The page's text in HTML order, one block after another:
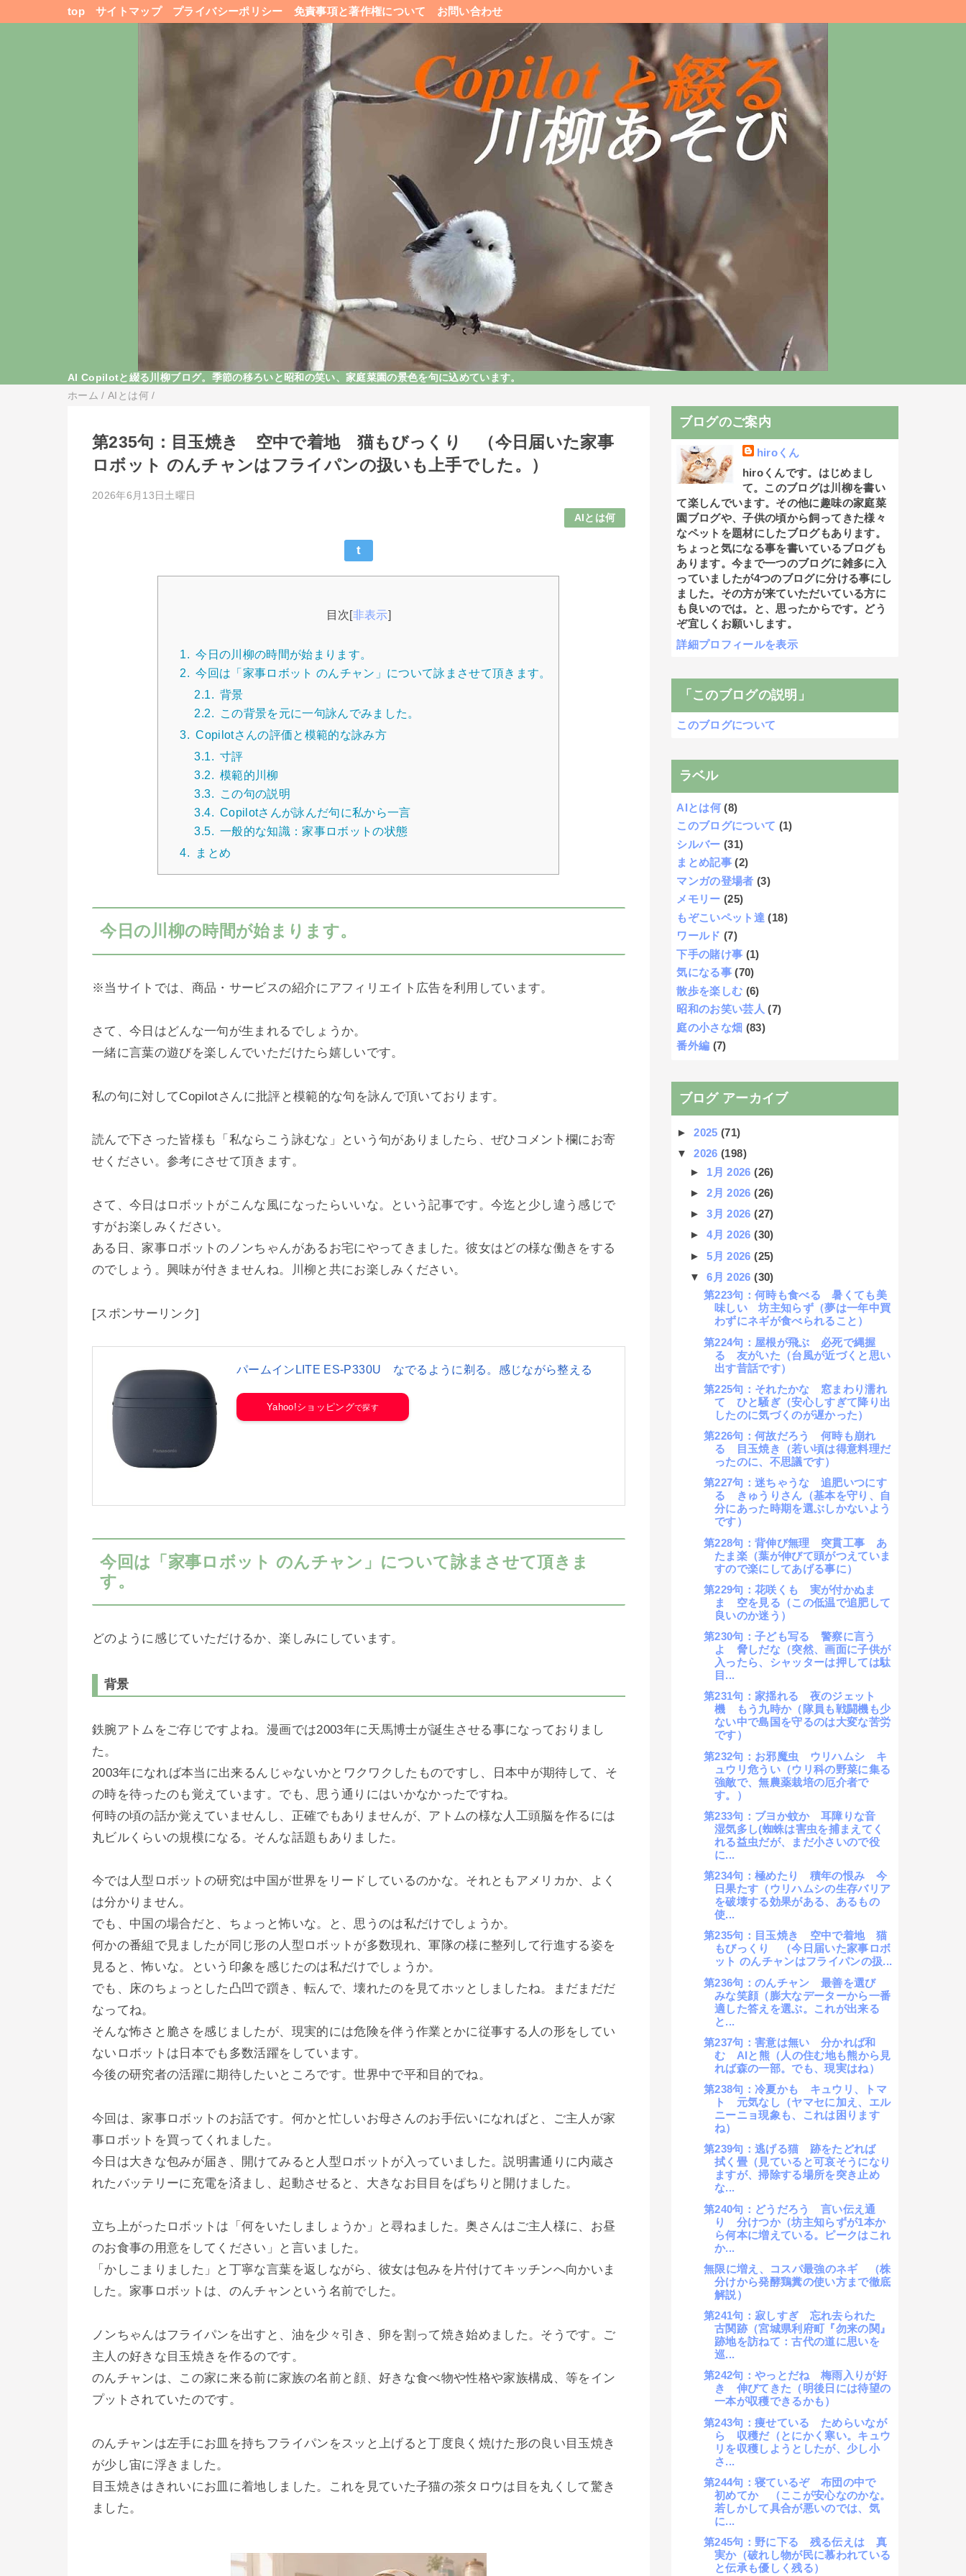
top サイトマップ プライバシーポリシー 免責事項と著作権について お問い合わせ
AI Copilotと綴る川柳ブログ。季節の移ろいと昭和の笑い、家庭菜園の景色を句に込めています。
ホーム /AIとは何 /
第235句：目玉焼き 空中で着地 猫もびっくり （今日届いた家事
ロボット のんチャンはフライパンの扱いも上手でした。）
2026年6月13日土曜日
AIとは何
t
目次[非表示]
1. 今日の川柳の時間が始まります。
2. 今回は「家事ロボット のんチャン」について詠まさせて頂きます。
2.1. 背景
2.2.
この背景を元に一句詠んでみました。
3. Copilotさんの評価と模範的な詠み方
3.1. 寸評
3.2. 模範的川柳
3.3.
この句の説明
3.4. Copilotさんが詠んだ句に私から一言
3.5. 一般的な知識：家事ロボットの状態
4.
まとめ
今日の川柳の時間が始まります。
※当サイトでは、商品・サービスの紹介にアフィリエイト広告を利用しています。
さて、今日はどんな一句が生まれるでしょうか。
一緒に言葉の遊びを楽しんでいただけたら嬉しいです。
私の句に対してCopilotさんに批評と模範的な句を詠んで頂いております。
読んで下さった皆様も「私ならこう詠むな」という句がありましたら、ぜひコメント欄にお寄
せください。参考にさせて頂きます。
さて、今日はロボットがこんな風になったらいいな。という記事です。今迄と少し違う感じで
すがお楽しみください。
ある日、家事ロボットのノンちゃんがあるお宅にやってきました。彼女はどの様な働きをする
のでしょう。興味が付きませんね。川柳と共にお楽しみください。
[スポンサーリンク]
パームインLITE ES-P330U なでるように剃る。感じながら整える
Yahoo!ショッピング
今回は「家事ロボット のんチャン」について詠まさせて頂きま
す。
どのように感じていただけるか、楽しみにしています。
背景
鉄腕アトムをご存じですよね。漫画では2003年に天馬博士が誕生させる事になっておりまし
た。
2003年になれば本当に出来るんじゃないかとワクワクしたものですし、日本中が期待して、そ
の時を待ったのも覚えています。でも、思う通りにはいかなかったですね。
何時の頃の話か覚えていませんし、正確でもありませんが、アトムの様な人工頭脳を作るには
丸ビルくらいの規模になる。そんな話題もありました。
今では人型ロボットの研究は中国が世界をリードしているのかな。それともアメリカか、よく
は分かりません。
でも、中国の場合だと、ちょっと怖いな。と、思うのは私だけでしょうか。
何かの番組で見ましたが同じ形の人型ロボットが多数現れ、軍隊の様に整列して行進する姿を
見ると、怖いな。という印象を感じたのは私だけでしょうか。
でも、床のちょっとした凸凹で躓き、転んで、壊れたのを見てホッとしましたね。まだまだだ
なってね。
そんな怖さと脆さを感じましたが、現実的には危険を伴う作業とかに従事する人の形をしてい
ないロボットは日本でも多数活躍をしています。
今後の研究者の活躍に期待したいところです。世界中で平和目的でね。
今回は、家事ロボットのお話です。何かと忙しいお母さんのお手伝いになればと、ご主人が家
事ロボットを買ってくれました。
今日は大きな包みが届き、開けてみると人型ロボットが入っていました。説明書通りに内蔵さ
れたバッテリーに充電を済まし、起動させると、大きなお目目をぱちりと開けました。
立ち上がったロボットは「何をいたしましょうか」と尋ねました。奥さんはご主人様に、お昼
のお食事の用意をしてください」と言いました。
「かしこまりました」と丁寧な言葉を返しながら、彼女は包みを片付けてキッチンへ向かいま
した。家事ロボットは、のんチャンという名前でした。
ノンちゃんはフライパンを出すと、油を少々引き、卵を割って焼き始めました。そうです。ご
主人の好きな目玉焼きを作るのです。
のんチャンは、この家に来る前に家族の名前と顔、好きな食べ物や性格や家族構成、等をイン
プットされていたのです。
のんチャンは左手にお皿を持ちフライパンをスッと上げると丁度良く焼けた形の良い目玉焼き
が少し宙に浮きました。
目玉焼きはきれいにお皿に着地しました。これを見ていた子猫の茶タロウは目を丸くして驚き
ました。
ブログのご案内
hiroくん
hiroくんです。はじめまし
て。このブログは川柳を書い
て楽しんでいます。その他に趣味の家庭菜
園ブログや、子供の頃から飼ってきた様々
なペットを題材にしたブログもあります。
ちょっと気になる事を書いているブログも
あります。今まで一つのブログに雑多に入
っていましたが4つのブログに分ける事にし
ました。その方が来ていただいている方に
も良いのでは。と、思ったからです。どう
ぞ宜しくお願いします。
詳細プロフィールを表示
「このブログの説明」
このブログについて
ラベル
AIとは何 (8)
このブログについて (1)
シルバー (31)
まとめ記事 (2)
マンガの登場者 (3)
メモリー (25)
もぞこいペット達 (18)
ワールド (7)
下手の賭け事 (1)
気になる事 (70)
散歩を楽しむ (6)
昭和のお笑い芸人 (7)
庭の小さな畑 (83)
番外編 (7)
ブログ アーカイブ
►2025(71)
▼2026(198)
► 1月 2026(26)
►2月 2026(26)
►3月 2026(27)
►4月 2026(30)
►5月 2026(25)
▼6月 2026(30)
第223句：何時も食べる 暑くても美
味しい 坊主知らず（夢は一年中買
わずにネギが食べられること）
第224句：屋根が飛ぶ 必死で縄握
る 友がいた（台風が近づくと思い
出す昔話です）
第225句：それたかな 窓まわり濡れ
て ひと騒ぎ（安心しすぎて降り出
したのに気づくのが遅かった）
第226句：何故だろう 何時も崩れ
る 目玉焼き（若い頃は得意料理だ
ったのに、不思議です）
第227句：迷ちゃうな 追肥いつにす
る きゅうりさん（基本を守り、自
分にあった時期を選ぶしかないよう
です）
第228句：背伸び無理 突貫工事 あ
たま楽（葉が伸びて頭がつえていま
すので楽にしてあげる事に）
第229句：花咲くも 実が付かぬま
ま 空を見る（この低温で追肥して
良いのか迷う）
第230句：子ども写る 警察に言う
よ 脅しだな（突然、画面に子供が
入ったら、シャッターは押しては駄
目...
第231句：家揺れる 夜のジェット
機 もう九時か（隊員も戦闘機も少
ない中で島国を守るのは大変な苦労
です）
第232句：お邪魔虫 ウリハムシ キ
ュウリ危うい（ウリ科の野菜に集る
強敵で、無農薬栽培の厄介者で
す。）
第233句：ブヨか蚊か 耳障りな音
湿気多し(蜘蛛は害虫を捕まえてく
れる益虫だが、まだ小さいので役
に...
第234句：極めたり 積年の恨み 今
日果たす（ウリハムシの生存バリア
を破壊する効果がある、あるもの
使...
第235句：目玉焼き 空中で着地 猫
もびっくり （今日届いた家事ロボ
ット のんチャンはフライパンの扱...
第236句：のんチャン 最善を選び
みな笑顔（膨大なデーターから一番
適した答えを選ぶ。これが出来る
と...
第237句：害意は無い 分かれば和
む AIと熊（人の住む地も熊から見
れば森の一部。でも、現実はね）
第238句：冷夏かも キュウリ、トマ
ト 元気なし（ヤマセに加え、エル
ニーニョ現象も、これは困ります
ね）
第239句：逃げる猫 跡をたどれば
拭く畳（見ていると可哀そうになり
ますが、掃除する場所を突き止め
な...
第240句：どうだろう 言い伝え通
り 分けつか（坊主知らずが1本か
ら何本に増えている。ピークはこれ
か...
無限に増え、コスパ最強のネギ （株
分けから発酵鶏糞の使い方まで徹底
解説）
第241句：寂しすぎ 忘れ去られた
古関跡（宮城県利府町『勿来の関』
跡地を訪ねて：古代の道に思いを
巡...
第242句：やっとだね 梅雨入りが好
き 伸びてきた（明後日には待望の
一本が収穫できるかも）
第243句：痩せている ためらいなが
ら 収穫だ（とにかく寒い。キュウ
リを収穫しようとしたが、少し小
さ...
第244句：寝ているぞ 布団の中で
初めてか （ここが安心なのかな。
若しかして具合が悪いのでは、気
に...
第245句：野に下る 残る伝えは 真
実か（破れし物が民に慕われている
と伝承も優しく残る）